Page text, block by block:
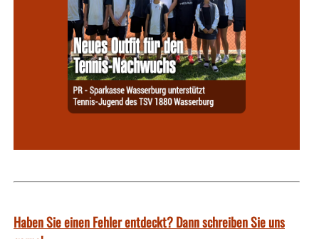
Haben Sie einen Fehler entdeckt? Dann schreiben Sie uns